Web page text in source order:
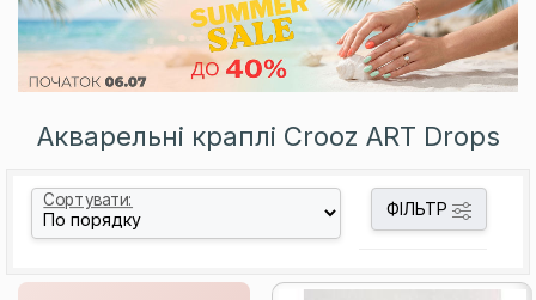
Акварельні краплі Crooz ART Drops
Сортувати: ФІЛЬТР